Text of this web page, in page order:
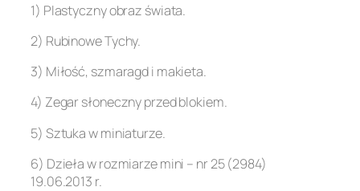
1) Plastyczny obraz świata.
2) Rubinowe Tychy.
3) Miłość, szmaragd i makieta.
4) Zegar słoneczny przed blokiem.
5) Sztuka w miniaturze.
6) Dzieła w rozmiarze mini – nr 25 (2984)
19.06.2013 r.